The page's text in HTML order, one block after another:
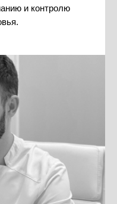
и контролю